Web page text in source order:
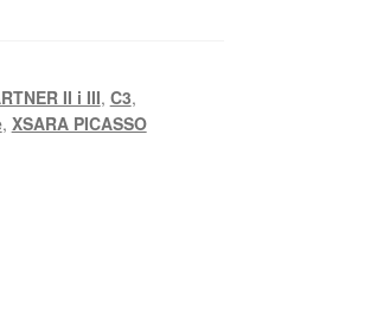
II i III, C3,
, XSARA PICASSO